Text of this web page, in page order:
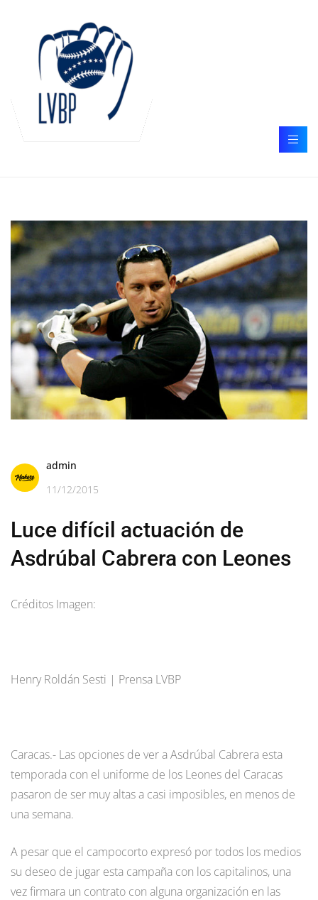
admin
11/12/2015
Luce difícil actuación de
Asdrúbal Cabrera con Leones
Créditos Imagen:
Henry Roldán Sesti | Prensa LVBP
Caracas.- Las opciones de ver a Asdrúbal Cabrera esta
temporada con el uniforme de los Leones del Caracas
pasaron de ser muy altas a casi imposibles, en menos de
una semana.
A pesar que el campocorto expresó por todos los medios
su deseo de jugar esta campaña con los capitalinos, una
vez firmara un contrato con alguna organización en las